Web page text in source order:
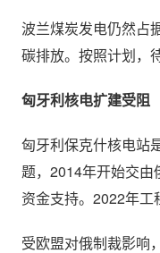
波兰煤炭发电仍然占
碳排放。按照计划，
匈牙利核电扩建受阻
匈牙利保克什核电站
题，2014年开始交由
资金支持。2022年工
受欧盟对俄制裁影响